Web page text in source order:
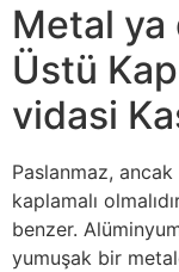
Metal ya
Üstü
vidasi
Paslanmaz, ancak
kaplamalı
benzer.
yumuşak bir